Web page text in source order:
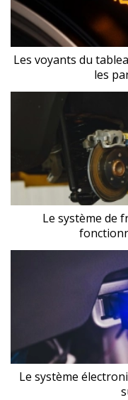
Les voyants du
les
Le système de
Le système